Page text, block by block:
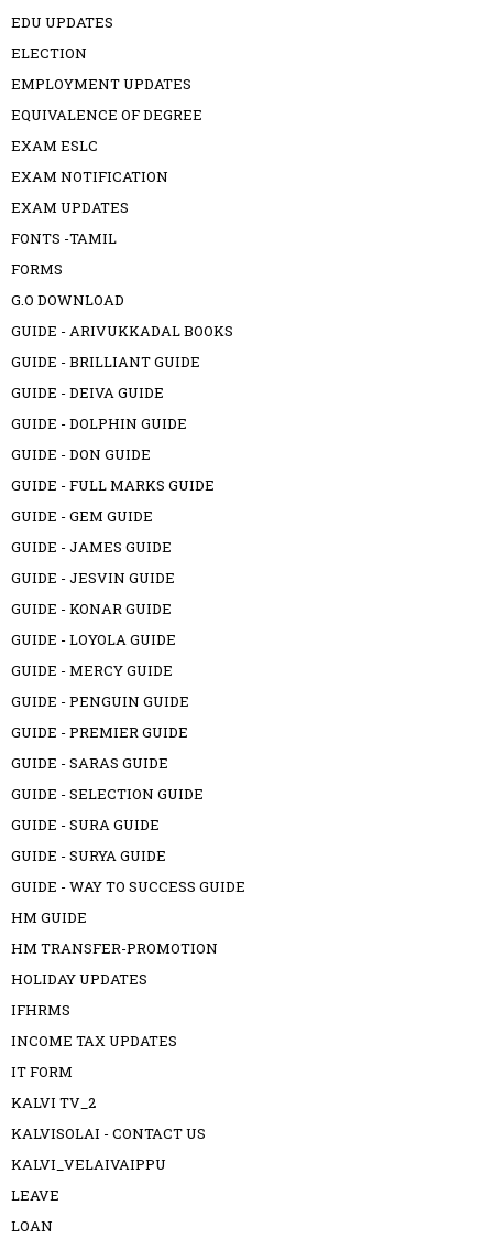
EDU UPDATES
ELECTION
EMPLOYMENT UPDATES
EQUIVALENCE OF DEGREE
EXAM ESLC
EXAM NOTIFICATION
EXAM UPDATES
FONTS -TAMIL
FORMS
G.O DOWNLOAD
GUIDE - ARIVUKKADAL BOOKS
GUIDE - BRILLIANT GUIDE
GUIDE - DEIVA GUIDE
GUIDE - DOLPHIN GUIDE
GUIDE - DON GUIDE
GUIDE - FULL MARKS GUIDE
GUIDE - GEM GUIDE
GUIDE - JAMES GUIDE
GUIDE - JESVIN GUIDE
GUIDE - KONAR GUIDE
GUIDE - LOYOLA GUIDE
GUIDE - MERCY GUIDE
GUIDE - PENGUIN GUIDE
GUIDE - PREMIER GUIDE
GUIDE - SARAS GUIDE
GUIDE - SELECTION GUIDE
GUIDE - SURA GUIDE
GUIDE - SURYA GUIDE
GUIDE - WAY TO SUCCESS GUIDE
HM GUIDE
HM TRANSFER-PROMOTION
HOLIDAY UPDATES
IFHRMS
INCOME TAX UPDATES
IT FORM
KALVI TV_2
KALVISOLAI - CONTACT US
KALVI_VELAIVAIPPU
LEAVE
LOAN